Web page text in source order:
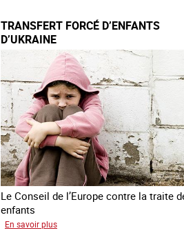
enfants
Asie
du
sud
est
TRANSFERT FORCÉ D’ENFANTS
D’UKRAINE
Le Conseil de l’Europe contre la traite
enfants
En savoir plus